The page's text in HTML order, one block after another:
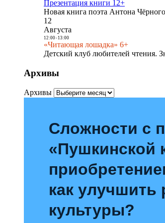
Презентация книги 12+
Новая книга поэта Антона
12
Августа
12:00- 13:00
«Читающая лошадка» 6+
Детский клуб любителей чтения.
Архивы
Архивы
Сложности с
«Пушкинской
как улучшить
культуры?